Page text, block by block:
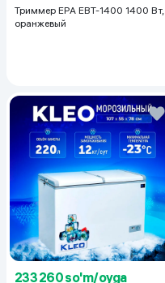
Триммер EPA EBT-1400 1400 Вт,
оранжевый
233 260 so'm/oyga